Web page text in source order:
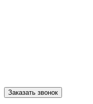
Заказать звонок